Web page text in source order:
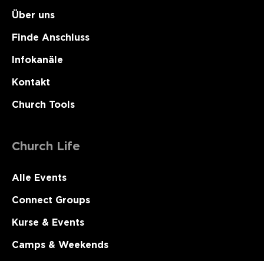
Über uns
Finde Anschluss
Infokanäle
Kontakt
Church Tools
Church Life
Alle Events
Connect Groups
Kurse & Events
Camps & Weekends